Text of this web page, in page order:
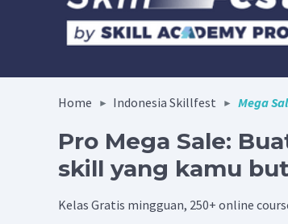
Home Indonesia Skillfest Mega
Pro Mega Sale:
skill yang kamu
Kelas Gratis mingguan, 250+ online